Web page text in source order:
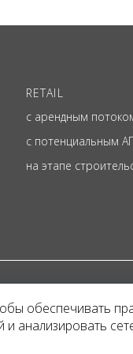
RETAIL
с арендным
с потенциальным
на этапе
Представленная на
и не является
обеспечивать
и анализировать